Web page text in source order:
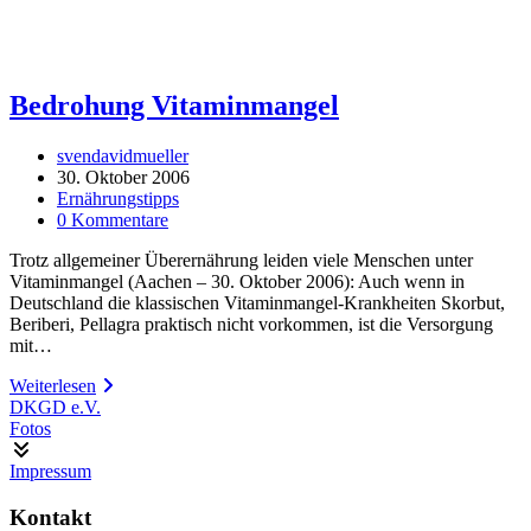
Bedrohung Vitaminmangel
Beitrags-
Autor:
svendavidmueller
Beitrag
veröffentlicht:
30. Oktober 2006
Beitrags-
Kategorie:
Ernährungstipps
Beitrags-
0 Kommentare
Trotz allgemeiner Überernährung leiden viele Menschen unter
Vitaminmangel (Aachen – 30. Oktober 2006): Auch wenn in
Deutschland die klassischen Vitaminmangel-Krankheiten Skorbut,
Beriberi, Pellagra praktisch nicht vorkommen, ist die Versorgung
mit…
Weiterlesen Bedrohung
Vitaminmangel
DKGD e.V.
Fotos
Impressum
Kontakt